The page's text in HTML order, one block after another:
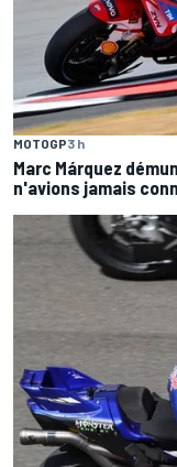
MOTOGP3 h
Marc Márquez
n'avions jamais